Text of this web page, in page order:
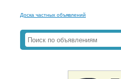
Доска частных объявлений